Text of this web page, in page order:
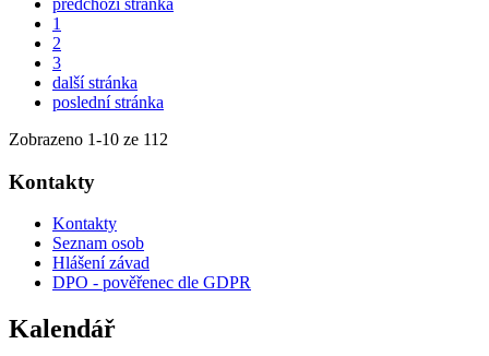
předchozí stránka
1
2
3
další stránka
poslední stránka
Zobrazeno 1-10 ze 112
Kontakty
Kontakty
Seznam osob
Hlášení závad
DPO - pověřenec dle GDPR
Kalendář